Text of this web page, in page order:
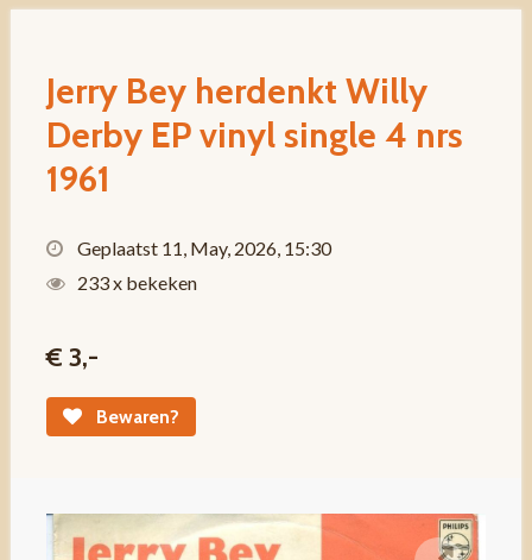
Jerry Bey herdenkt Willy
Derby EP vinyl single 4 nrs
1961
Geplaatst 11, May, 2026, 15:30
233 x bekeken
€ 3,-
Bewaren?